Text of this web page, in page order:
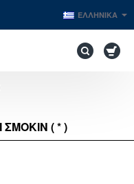
ΕΛΛΗΝΙΚΆ
Μη Διαθέσιμο
( * )